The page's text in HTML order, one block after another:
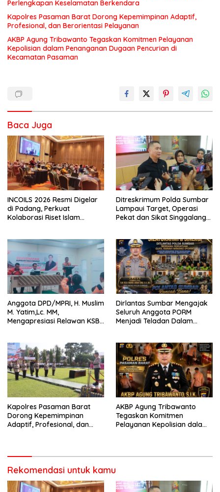
Perlengkapan Keselamatan Berkendara
Kapolres Pasaman Barat Dorong Kepemimpinan Adaptif,
Profesional, dan Berorientasi Pelayanan
AKBP Agung Tribawanto Tegaskan Komitmen Pelayanan
Kepolisian dalam Penanganan Dugaan Pencurian di
Kecamatan Pasaman
Baca Juga
INCOILS 2026 Resmi Digelar
di Padang, Perkuat
Kolaborasi Riset Islam
Ditreskrimum Polda Sumbar
Lampaui Target, Operasi
Pekat dan Sikat Singgalang
Anggota DPD/MPRI, H. Muslim
M. Yatim,Lc. MM,
Mengapresiasi Relawan KSB
Bencana
Dirlantas Sumbar Mengajak
Seluruh Anggota PORM
Menjadi Teladan Dalam
Perlengkapan Keselamatan
Berkendara
Kapolres Pasaman Barat
Dorong Kepemimpinan
Adaptif, Profesional, dan
AKBP Agung Tribawanto
Tegaskan Komitmen
Pelayanan Kepolisian dalam
Rekomendasi untuk kamu